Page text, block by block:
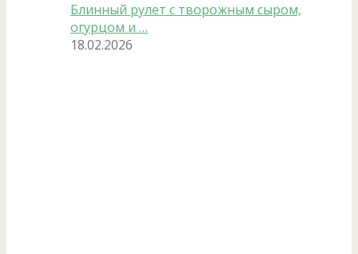
Блинный рулет с творожным сыром,
огурцом и …
18.02.2026